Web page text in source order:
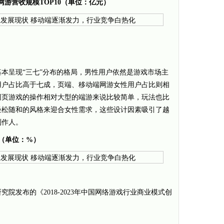
营收规模TOP10（单位：亿元）
呈现“三七”分布的格局，男性用户依然是游戏市场主
占比高于七成，页端、移动端网游女性用户占比则相
游戏的操作相对大型的端游来说比较简单，玩法也比
随和的风格来迎合女性需求，这些设计因素吸引了越
人。
单位：%）
院发布的《2018-2023年中国网络游戏行业商业模式创